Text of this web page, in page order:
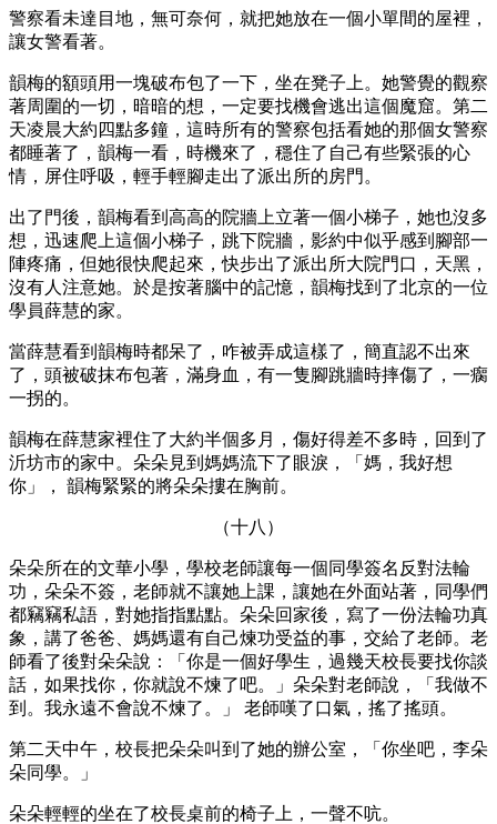
警察看未達目地，無可奈何，就把她放在一個小單間的屋裡，
讓女警看著。
韻梅的額頭用一塊破布包了一下，坐在凳子上。她警覺的觀察
著周圍的一切，暗暗的想，一定要找機會逃出這個魔窟。第二
天凌晨大約四點多鐘，這時所有的警察包括看她的那個女警察
都睡著了，韻梅一看，時機來了，穩住了自己有些緊張的心
情，屏住呼吸，輕手輕腳走出了派出所的房門。
出了門後，韻梅看到高高的院牆上立著一個小梯子，她也沒多
想，迅速爬上這個小梯子，跳下院牆，影約中似乎感到腳部一
陣疼痛，但她很快爬起來，快步出了派出所大院門口，天黑，
沒有人注意她。於是按著腦中的記憶，韻梅找到了北京的一位
學員薛慧的家。
當薛慧看到韻梅時都呆了，咋被弄成這樣了，簡直認不出來
了，頭被破抹布包著，滿身血，有一隻腳跳牆時摔傷了，一瘸
一拐的。
韻梅在薛慧家裡住了大約半個多月，傷好得差不多時，回到了
沂坊市的家中。朵朵見到媽媽流下了眼淚，「媽，我好想
你」， 韻梅緊緊的將朵朵摟在胸前。
（十八）
朵朵所在的文華小學，學校老師讓每一個同學簽名反對法輪
功，朵朵不簽，老師就不讓她上課，讓她在外面站著，同學們
都竊竊私語，對她指指點點。朵朵回家後，寫了一份法輪功真
象，講了爸爸、媽媽還有自己煉功受益的事，交給了老師。老
師看了後對朵朵說：「你是一個好學生，過幾天校長要找你談
話，如果找你，你就說不煉了吧。」朵朵對老師說，「我做不
到。我永遠不會說不煉了。」 老師嘆了口氣，搖了搖頭。
第二天中午，校長把朵朵叫到了她的辦公室，「你坐吧，李朵
朵同學。」
朵朵輕輕的坐在了校長桌前的椅子上，一聲不吭。